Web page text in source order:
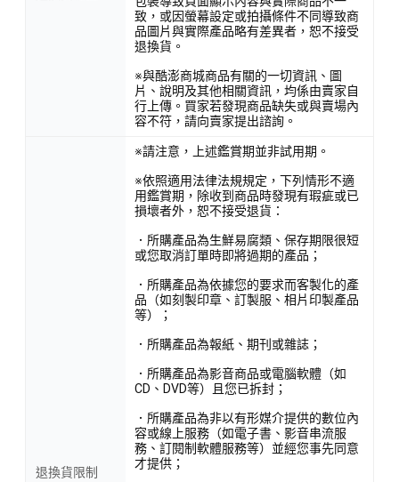
致，或因螢幕設定或拍攝條件不同導致商
品圖片與實際產品略有差異者，恕不接受
退換貨。
※與酷澎商城商品有關的一切資訊、圖
片、說明及其他相關資訊，均係由賣家自
行上傳。買家若發現商品缺失或與賣場內
容不符，請向賣家提出諮詢。
退換貨限制
※請注意，上述鑑賞期並非試用期。
※依照適用法律法規規定，下列情形不適
用鑑賞期，除收到商品時發現有瑕疵或已
損壞者外，恕不接受退貨：
．所購產品為生鮮易腐類、保存期限很短
或您取消訂單時即將過期的產品；
．所購產品為依據您的要求而客製化的產
品（如刻製印章、訂製服、相片印製產品
等）；
．所購產品為報紙、期刊或雜誌；
．所購產品為影音商品或電腦軟體（如
CD、DVD等）且您已拆封；
．所購產品為非以有形媒介提供的數位內
容或線上服務（如電子書、影音串流服
務、訂閱制軟體服務等）並經您事先同意
才提供；